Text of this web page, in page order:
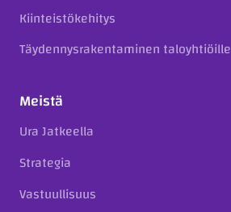
Kiinteistökehitys
Täydennysrakentaminen taloyhtiöille
Meistä
Ura Jatkeella
Strategia
Vastuullisuus